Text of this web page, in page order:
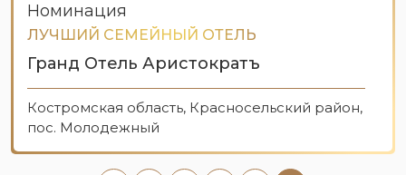
Номинация
ЛУЧШИЙ СЕМЕЙНЫЙ ОТЕЛЬ
Гранд Отель Аристократъ
Костромская область, Красносельский район,
пос. Молодежный